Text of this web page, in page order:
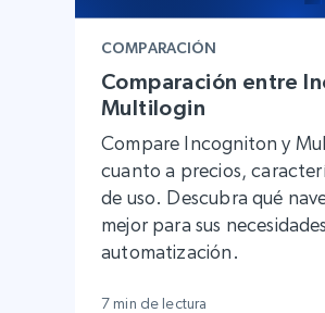
COMPARACIÓN
Comparación entre
Multilogin
Compare Incogniton y
cuanto a precios,
de uso. Descubra qué
mejor para sus
automatización.
7 min de lectura